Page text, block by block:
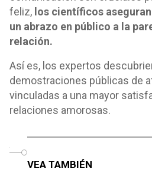
feliz, los científicos
un abrazo en público a la
relación.
Así es, los expertos
demostraciones públicas de
vinculadas a una mayor
relaciones amorosas.
VEA TAMBIÉN